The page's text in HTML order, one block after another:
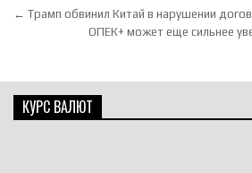
Навигация по
← Трамп обвинил Китай в нарушении
ОПЕК+ может еще сильнее
КУРС ВАЛЮТ